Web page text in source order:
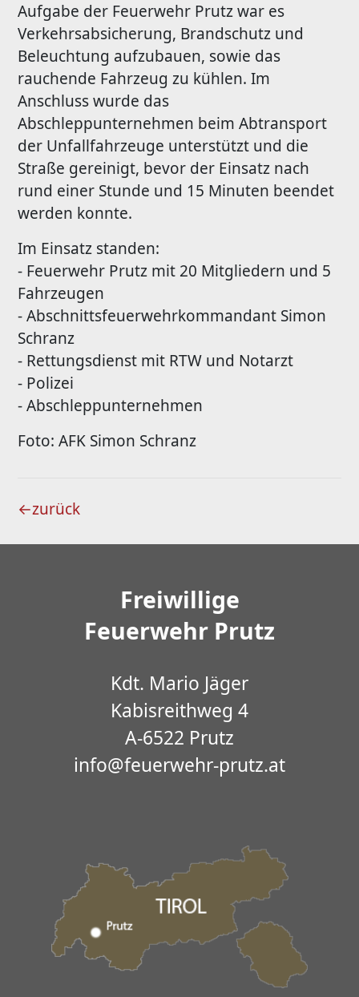
Aufgabe der Feuerwehr Prutz war es
Verkehrsabsicherung, Brandschutz und
Beleuchtung aufzubauen, sowie das
rauchende Fahrzeug zu kühlen. Im
Anschluss wurde das
Abschleppunternehmen beim Abtransport
der Unfallfahrzeuge unterstützt und die
Straße gereinigt, bevor der Einsatz nach
rund einer Stunde und 15 Minuten beendet
werden konnte.
Im Einsatz standen:
- Feuerwehr Prutz mit 20 Mitgliedern und 5
Fahrzeugen
- Abschnittsfeuerwehrkommandant Simon
Schranz
- Rettungsdienst mit RTW und Notarzt
- Polizei
- Abschleppunternehmen
Foto: AFK Simon Schranz
←zurück
Freiwillige
Feuerwehr Prutz
Kdt. Mario Jäger
Kabisreithweg 4
A-6522 Prutz
info@feuerwehr-prutz.at